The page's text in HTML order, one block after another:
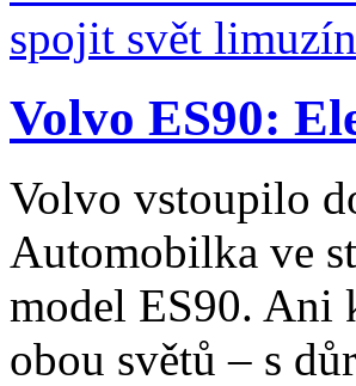
Volvo ES90:
Volvo vstoupilo
Automobilka ve
model ES90. Ani
obou světů – s